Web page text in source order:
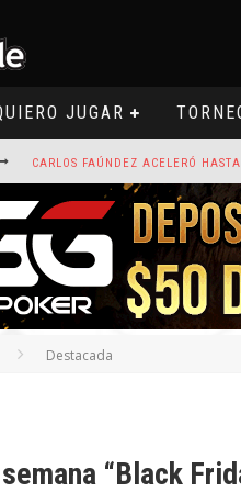
JUGAR
Destacada
“Black